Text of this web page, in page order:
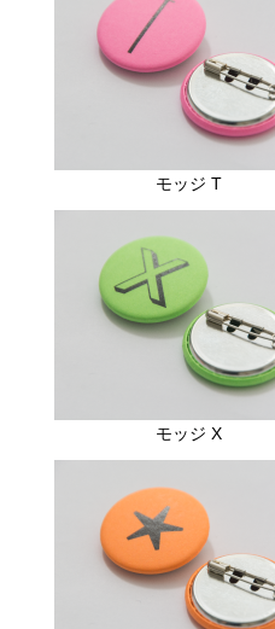
モッジ T
モッジ X